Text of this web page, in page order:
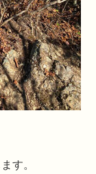
す。